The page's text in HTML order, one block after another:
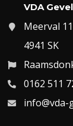
VDA
Meerval 11
4941 SK
0162 511
info@vda-